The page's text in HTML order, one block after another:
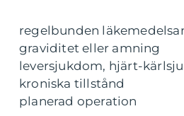
regelbunden
graviditet eller amning
leversjukdom, hjärt-
kroniska tillstånd
planerad operation